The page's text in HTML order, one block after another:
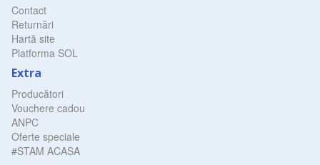
Contact
Returnări
Hartă site
Platforma SOL
Extra
Producători
Vouchere cadou
ANPC
Oferte speciale
#STAM ACASA